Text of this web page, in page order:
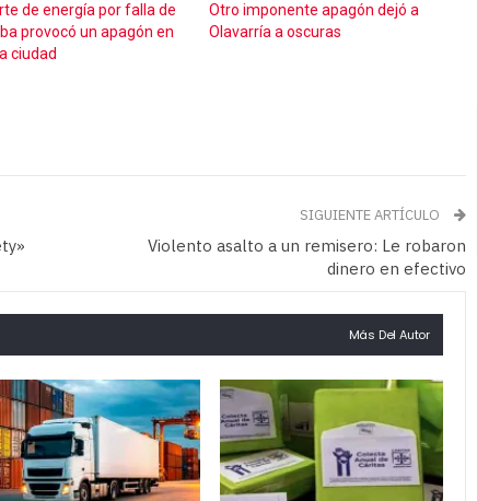
de energía por falla de
provocó un apagón en
ciudad
Otro imponente apagón dejó a
Olavarría a oscuras
SIGUIENTE ARTÍCULO
Violento asalto a un remisero: Le robaron
dinero en efectivo
Más Del Autor